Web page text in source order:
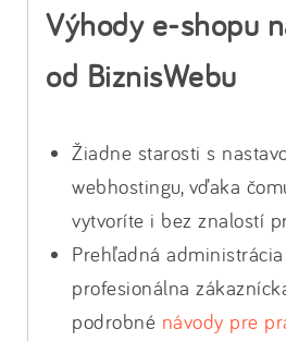
Výhody e-shopu
od BiznisWebu
Žiadne starosti s
webhostingu, vďaka
vytvoríte i bez znalostí
Prehľadná
profesionálna
podrobné návody pre